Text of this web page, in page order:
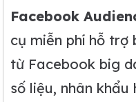
Facebook
cụ miễn phí hỗ trợ
từ Facebook big
số liệu, nhân khẩu